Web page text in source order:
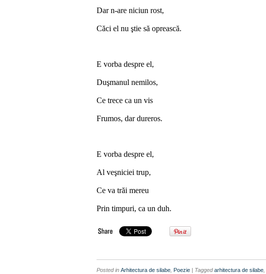
Dar n-are niciun rost,
Căci el nu ştie să oprească.
E vorba despre el,
Duşmanul nemilos,
Ce trece ca un vis
Frumos, dar dureros.
E vorba despre el,
Al veşniciei trup,
Ce va trăi mereu
Prin timpuri, ca un duh.
Posted in Arhitectura de silabe Poezie | Taggedarhitectura de silabe